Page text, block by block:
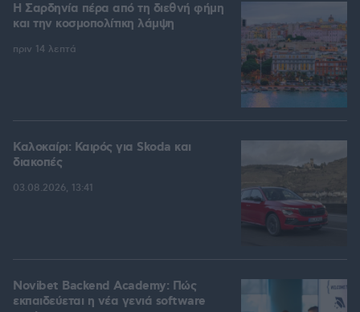
Η Σαρδηνία πέρα από τη διεθνή φήμη
και την κοσμοπολίτικη λάμψη
πριν 14 λεπτά
Καλοκαίρι: Καιρός για Skoda και
διακοπές
03.08.2026, 13:41
Novibet Backend Academy: Πώς
εκπαιδεύεται η νέα γενιά software